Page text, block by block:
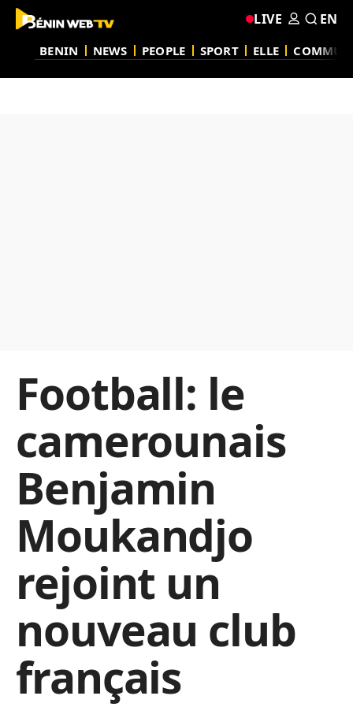
BENIN NEWS PEOPLE SPORT ELLE
LIVE EN
Football: le
camerounais
Benjamin
Moukandjo
rejoint un
nouveau club
français